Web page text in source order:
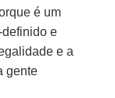
é um
e
e a
gente